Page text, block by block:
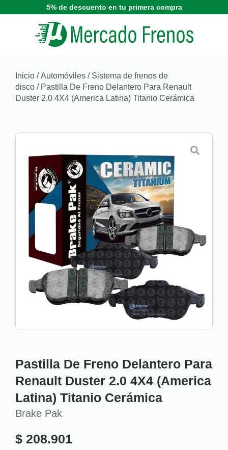
5% de descuento en tu primera compra
Inicio /Automóviles / Sistema de frenos de
disco / Pastilla De Freno Delantero Para Renault
Duster 2.0 4X4 (America Latina) Titanio Cerámica
Pastilla De Freno Delantero Para
Renault Duster 2.0 4X4 (America
Latina) Titanio Cerámica
Brake Pak
$ 208.901